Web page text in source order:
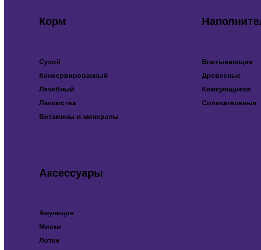
Корм
Сухой
Консервированный
Лечебный
Лакомства
Витамины и минералы
Аксессуары
Амуниция
Миски
Лотки
Впитывающие
Древесные
Комкующиеся
Силикагелевые